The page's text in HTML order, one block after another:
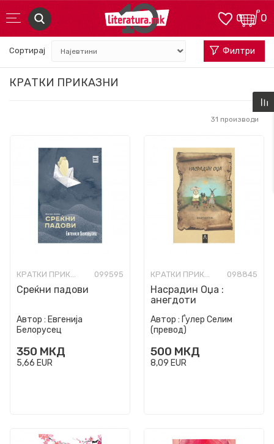
0
0
КРАТКИ ПРИКАЗНИ
Сортирај Филтри
31 производи
КРАТКИ ПРИКАЗНИ 099595
Среќни падови
Автор : Евгенија
Белорусец
350 МКД
5,66 EUR
КРАТКИ ПРИКАЗНИ 098845
Насрадин Оџа :
анегдоти
Автор : Ѓулер Селим
(превод)
500 МКД
8,09 EUR